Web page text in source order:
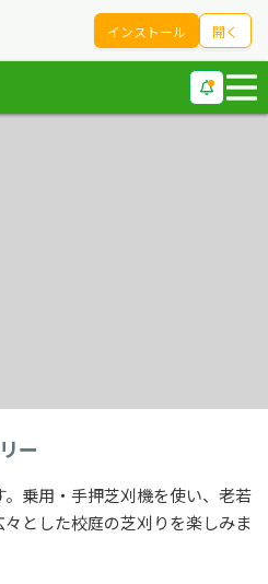
インストール 開く
ー
乗用・手押芝刈機を使い、老若
とした校庭の芝刈りを楽しみま